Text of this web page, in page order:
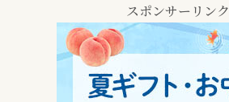
スポンサーリンク